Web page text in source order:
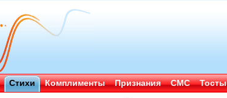
Стихи Комплименты Признания СМС Тосты